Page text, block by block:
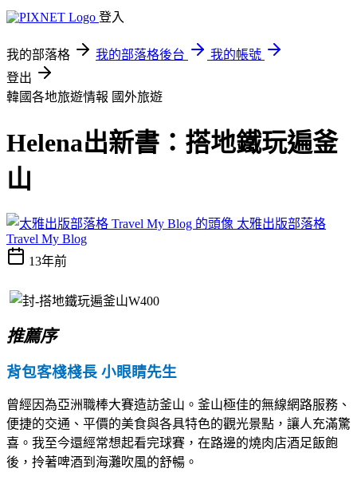
登入
我的部落格 我的部落格後台
我的帳號
登出
韓國各地旅遊情報 國外旅遊
Helena出新書：搭地鐵玩遍釜
山
太雅出版部落格
Travel My Blog
13年前
推薦序
背包客棧棧長 小眼睛先生
曾經因為亞洲職棒大賽造訪釜山。釜山極佳的無線網路服務、
便捷的交通、平價的美食與各具特色的觀光景點，讓人充滿驚
喜。我至今還經常想起看完球賽，在路邊的燒肉店酒足飯飽
後，拎著啤酒到海灘吹風的舒暢。